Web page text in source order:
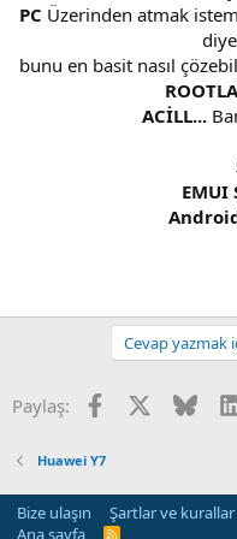
PC Üzerinden atmak
bunu en basit nasıl
ACİLL...
EMUI
Cevap yazmak
Paylaş: Facebook
Huawei Y7
Bize ulaşın Şartlar ve kurallar
Ana sayfa
R